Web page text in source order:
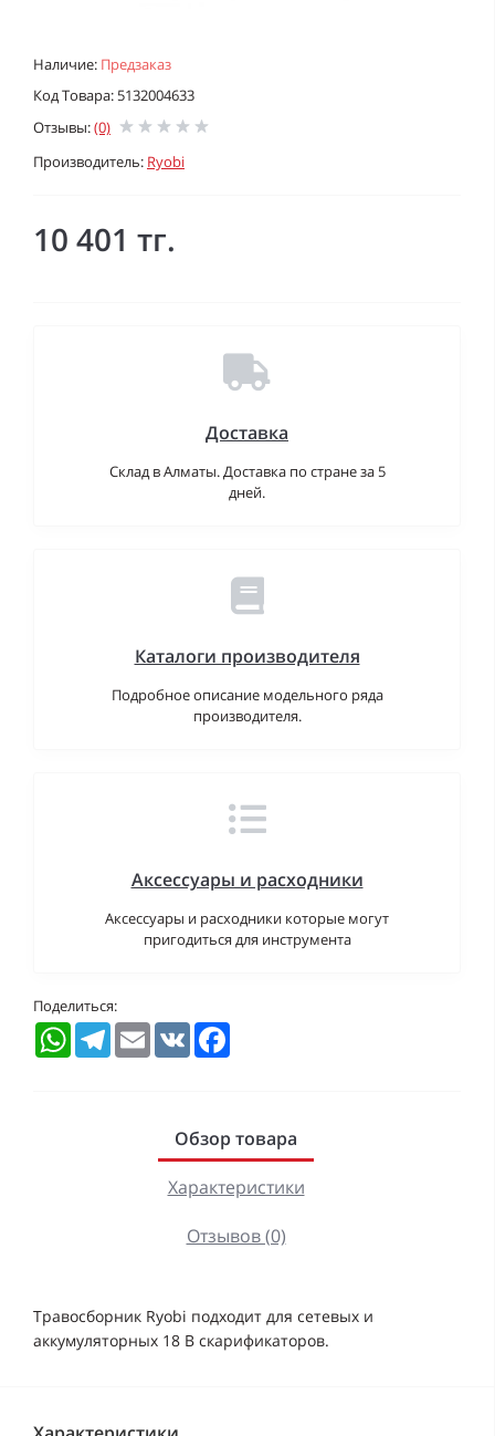
Наличие: Предзаказ
Код Товара: 5132004633
Отзывы:(0)
Производитель: Ryobi
10 401 тг.
Доставка
Склад в Алматы. Доставка по стране за 5
дней.
Каталоги производителя
Подробное описание модельного ряда
производителя.
Аксессуары и расходники
Аксессуары и расходники которые могут
пригодиться для инструмента
Поделиться:
WhatsAppTelegramEmail VK
Обзор товара
Характеристики
Отзывов (0)
Травосборник Ryobi подходит для сетевых и
аккумуляторных 18 В скарификаторов.